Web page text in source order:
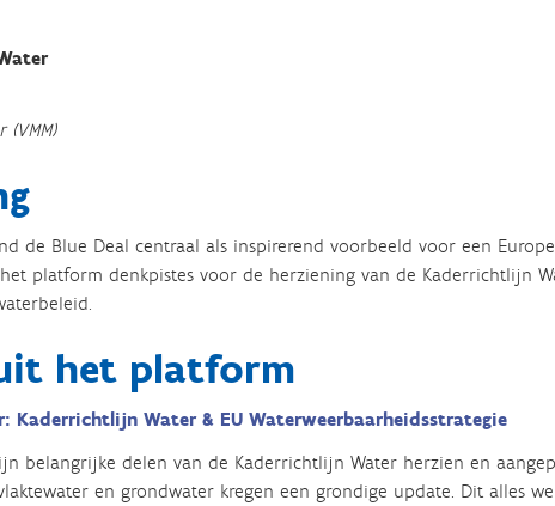
de Blue Deal centraal als inspirerend voorbeeld voor een
platform denkpistes voor de herziening van de Kaderrichtlijn
het platform
Kaderrichtlijn Water & EU Waterweerbaarheidsstrategie
belangrijke delen van de Kaderrichtlijn Water herzien en
en grondwater kregen een grondige update. Dit alles